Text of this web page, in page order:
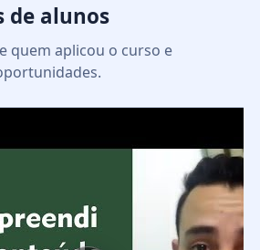
de alunos
quem aplicou o curso e